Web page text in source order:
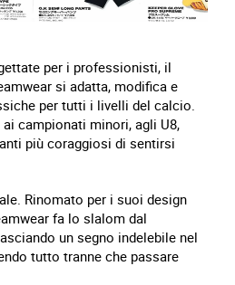
per i professionisti, il
si adatta, modifica e
per tutti i livelli del calcio.
campionati minori, agli U8,
più coraggiosi di sentirsi
Rinomato per i suoi design
fa lo slalom dal
un segno indelebile nel
tutto tranne che passare